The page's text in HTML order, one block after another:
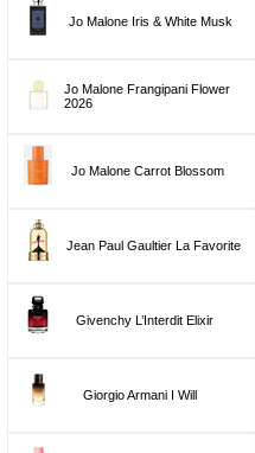
Jo Malone Iris & White Musk
Jo Malone Frangipani Flower
2026
Jo Malone Carrot Blossom
Jean Paul Gaultier La Favorite
Givenchy L’Interdit Elixir
Giorgio Armani I Will